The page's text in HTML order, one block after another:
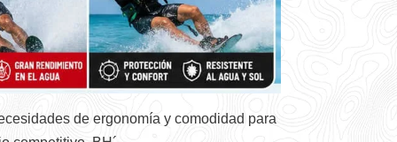
de ergonomía y comodidad para